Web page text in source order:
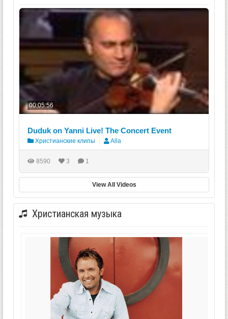
00:05:56
Duduk on Yanni Live! The Concert Event
Христианские клипы Alla
8590 3 1
View All Videos
Христианская музыка